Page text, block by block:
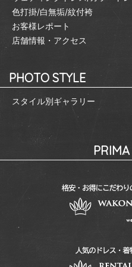
色打掛/白無垢/紋付袴
お客様レポート
店舗情報・アクセス
PHOTO STYLE
スタイル別ギャラリー